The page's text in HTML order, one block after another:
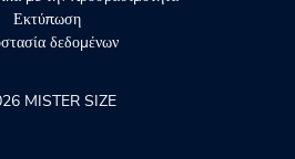
Εκτύπωση
δεδομένων
MISTER SIZE